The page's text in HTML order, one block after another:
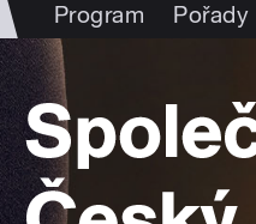
Program Pořady